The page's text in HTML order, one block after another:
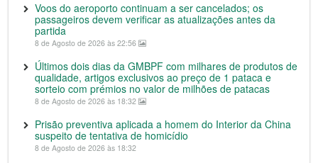
Voos do aeroporto continuam a ser cancelados; os
passageiros devem verificar as atualizações antes da
partida
8 de Agosto de 2026 às 22:56
Últimos dois dias da GMBPF com milhares de produtos de
qualidade, artigos exclusivos ao preço de 1 pataca e
sorteio com prémios no valor de milhões de patacas
8 de Agosto de 2026 às 18:32
Prisão preventiva aplicada a homem do Interior da China
suspeito de tentativa de homicídio
8 de Agosto de 2026 às 18:32